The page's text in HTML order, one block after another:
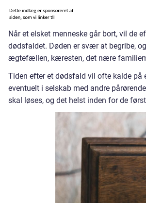
Når et elsket menneske går bort, vil de
dødsfaldet. Døden er svær at begribe,
ægtefællen, kæresten, det nære
Tiden efter et dødsfald vil ofte kalde på
eventuelt i selskab med andre
skal løses, og det helst inden for de